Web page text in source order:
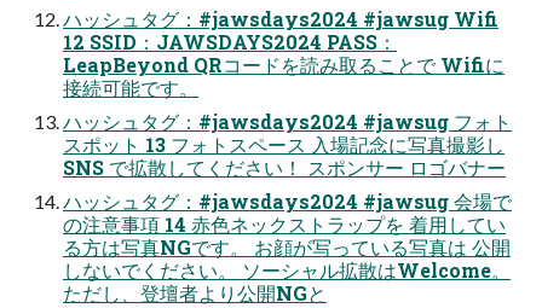
ハッシュタグ：#jawsdays2024 #jawsug Wifi
12 SSID：JAWSDAYS2024 PASS：
LeapBeyond QRコードを読み取ることで Wifiに
接続可能です。
ハッシュタグ：#jawsdays2024 #jawsug フォト
スポット 13 フォトスペース 入場記念に写真撮影し
SNS で拡散してください！ スポンサー ロゴバナー
ハッシュタグ：#jawsdays2024 #jawsug 会場で
の注意事項 14 赤色ネックストラップを 着用してい
る方は写真NGです。 お顔が写っている写真は 公開
しないでください。 ソーシャル拡散はWelcome。
ただし、登壇者より公開NGと